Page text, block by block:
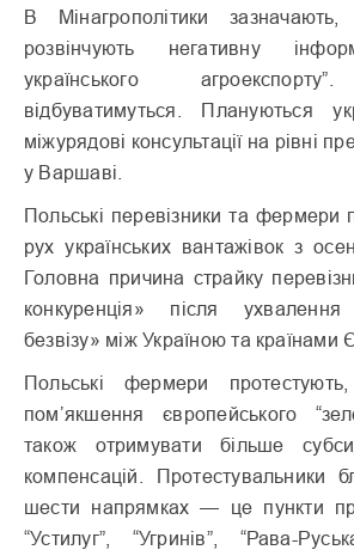
В Мінагрополітики
розвінчують негативну
українського
відбуватимуться. Плануються
міжурядові консультації на рівні
у Варшаві.
Польські перевізники та фермери
рух українських вантажівок з
Головна причина страйку
конкуренція» після ухвалення
безвізу» між Україною та країнами
Польські фермери
помʼякшення європейського
також отримувати більше
компенсацій. Протестувальники
шести напрямках — це пункти
“Устилуг”, “Угринів”, “Рава-